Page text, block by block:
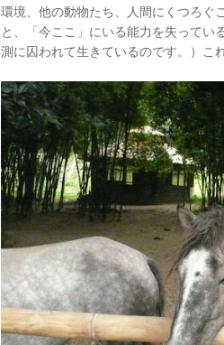
環境、他の動物たち、人間にくつろぐ
と、「今ここ」にいる能力を失ってい
測に囚われて生きているのです。）こ